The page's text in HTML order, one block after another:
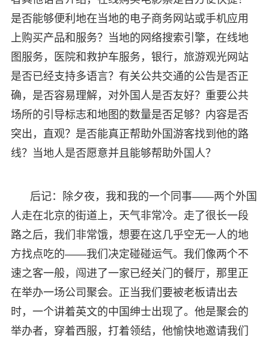
是否能够便利地在当地的电子商务网站或手机应用
上购买产品和服务？当地的网络搜索引擎，在线地
图服务，医院和救护车服务，银行，旅游观光网站
是否已经支持多语言？有关公共交通的公告是否正
确，是否容易理解，对外国人是否友好？重要公共
场所的引导标志和地图的数量是否足够？内容是否
突出，直观？是否能真正帮助外国游客找到他的路
线？当地人是否愿意并且能够帮助外国人？
后记：除夕夜，我和我的一个同事——两个外国
人走在北京的街道上，天气非常冷。走了很长一段
路之后，我们非常饿，想要在这几乎空无一人的地
方找点吃的——我们决定碰碰运气。我们像两个不
速之客一般，闯进了一家已经关门的餐厅，那里正
在举办一场公司聚会。正当我们要被老板请出去
时，一个讲着英文的中国绅士出现了。他是聚会的
举办者，穿着西服，打着领结，他愉快地邀请我们